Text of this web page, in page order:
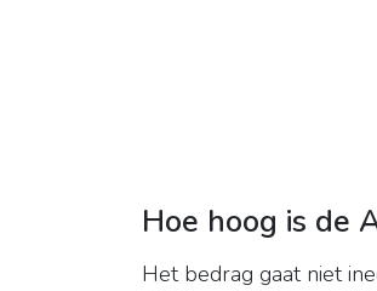
Hoe hoog is de
Het bedrag gaat niet